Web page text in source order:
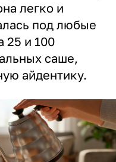
легко и
под любые
25 и 100
саше,
айдентику.